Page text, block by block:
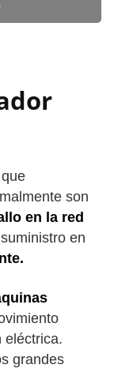
son
en la red
en
eléctrica.
grandes